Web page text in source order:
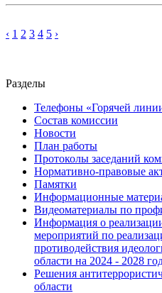
‹ 1 2 3 4 5 ›
Разделы
Телефоны «Горячей
Состав комиссии
Новости
План работы
Протоколы заседаний
Нормативно-правовые
Памятки
Информационные
Видеоматериалы по
Информация о
мероприятий по
противодействия
области на 2024 - 2028
Решения
области